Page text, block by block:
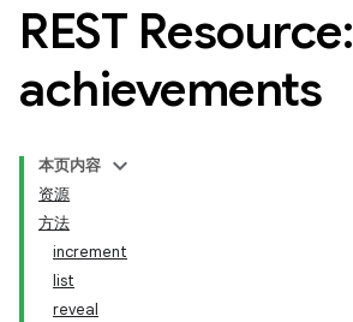
REST Resource:
achievements
本页内容
资源
方法
increment
list
reveal